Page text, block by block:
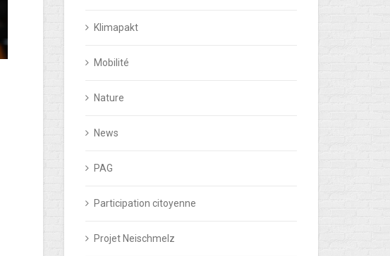
Klimapakt
Mobilité
Nature
News
PAG
Participation citoyenne
Projet Neischmelz